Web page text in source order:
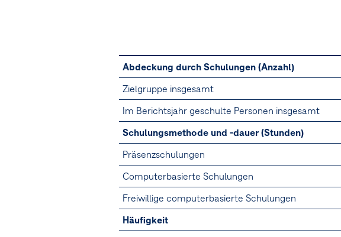
Abdeckung durch Schulungen (Anzahl)
Zielgruppe insgesamt
Im Berichtsjahr geschulte Personen insgesamt
Schulungsmethode und -dauer (Stunden)
Präsenzschulungen
Computerbasierte Schulungen
Freiwillige computerbasierte Schulungen
Häufigkeit